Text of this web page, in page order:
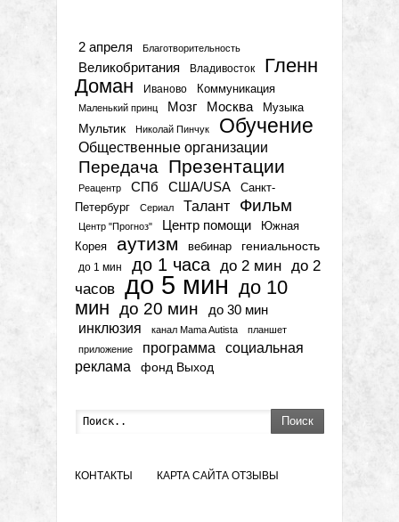
2 апреля Благотворительность
Великобритания Владивосток
Гленн
Доман
Иваново Коммуникация
Маленький принц Мозг Москва Музыка
Мультик Николай Пинчук Обучение
Общественные организации
Передача Презентации
Реацентр СПб США/USA
Санкт-
Петербург
Сериал Талант Фильм
Центр "Прогноз" Центр помощи
Южная
Корея
аутизм вебинар гениальность
до 1 мин до 1 часа до 2 мин до 2
часов до 5 мин до 10
мин до 20 мин до 30 мин
инклюзия канал Mama Autista
планшет
приложение
программа
социальная
реклама
фонд Выход
Поиск
КОНТАКТЫ КАРТА САЙТА ОТЗЫВЫ